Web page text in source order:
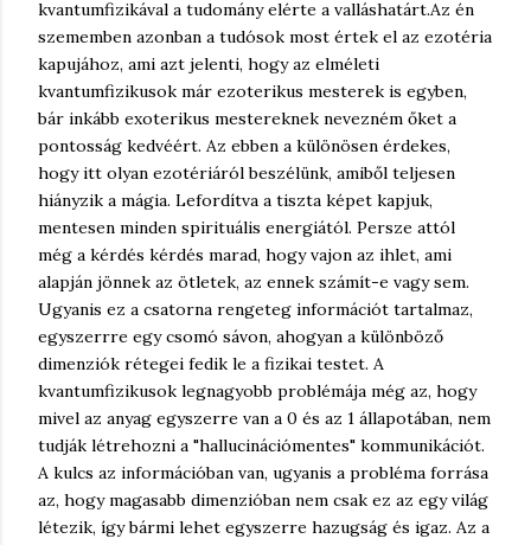
kvantumfizikával a tudomány elérte a valláshatárt.Az én
szememben azonban a tudósok most értek el az ezotéria
kapujához, ami azt jelenti, hogy az elméleti
kvantumfizikusok már ezoterikus mesterek is egyben,
bár inkább exoterikus mestereknek nevezném őket a
pontosság kedvéért. Az ebben a különösen érdekes,
hogy itt olyan ezotériáról beszélünk, amiből teljesen
hiányzik a mágia. Lefordítva a tiszta képet kapjuk,
mentesen minden spirituális energiától. Persze attól
még a kérdés kérdés marad, hogy vajon az ihlet, ami
alapján jönnek az ötletek, az ennek számít-e vagy sem.
Ugyanis ez a csatorna rengeteg információt tartalmaz,
egyszerrre egy csomó sávon, ahogyan a különböző
dimenziók rétegei fedik le a fizikai testet. A
kvantumfizikusok legnagyobb problémája még az, hogy
mivel az anyag egyszerre van a 0 és az 1 állapotában, nem
tudják létrehozni a "hallucinációmentes" kommunikációt.
A kulcs az információban van, ugyanis a probléma forrása
az, hogy magasabb dimenzióban nem csak ez az egy világ
létezik, így bármi lehet egyszerre hazugság és igaz. Az a